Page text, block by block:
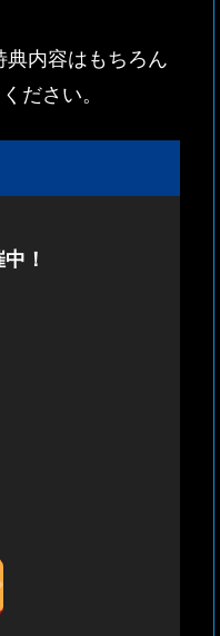
内容はもちろん
ださい。
！